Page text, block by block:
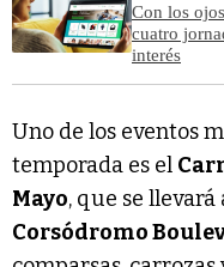
Con los
cuatro
interés
Uno de los eventos
temporada es el
Mayo, que se llevará
Corsódromo